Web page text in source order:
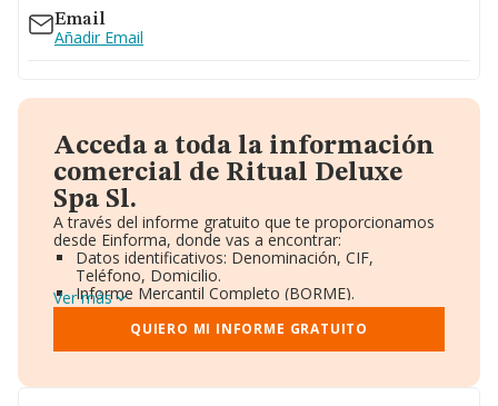
Email
Añadir Email
Acceda a toda la información
comercial de Ritual Deluxe
Spa Sl.
A través del informe gratuito que te proporcionamos
desde Einforma, donde vas a encontrar:
Datos identificativos: Denominación, CIF,
Teléfono, Domicilio.
Informe Mercantil Completo (BORME).
Gráficos de Evolución Ventas y Empleados.
Consejo de Administración y Administradores.
Directivos y Ejecutivos.
Ver más
QUIERO MI INFORME GRATUITO